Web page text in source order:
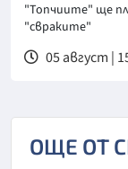
"Топчиите" ще
"свраките"
05 август |
ОЩЕ ОТ